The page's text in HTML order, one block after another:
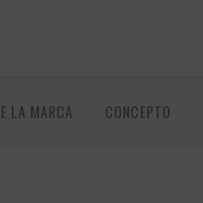
LA MARCA CONCEPTO